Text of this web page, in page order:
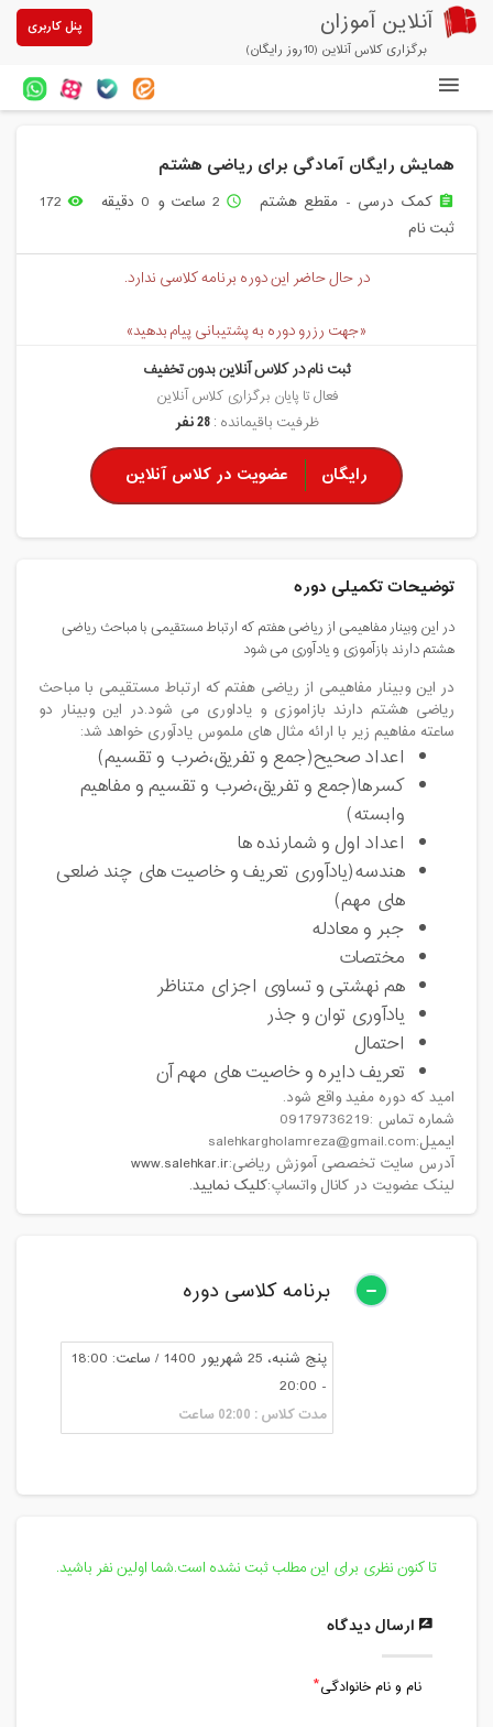
آنلاین آموزان
برگزاری کلاس آنلاین (10روز رایگان)
پنل کاربری
آزمون های آنلاین
مقالات آنلاین آموزان
درباره ما
همایش رایگان آمادگی برای ریاضی هشتم
assignment کمک درسی - مقطع هشتم access_time 2 ساعت و 0 دقیقه remove_red_eye
172
ثبت نام
در حال حاضر این دوره برنامه کلاسی ندارد.
«جهت رزرو دوره به پشتیبانی پیام بدهید»
ثبت نام در کلاس آنلاین بدون تخفیف
فعال تا پایان برگزاری کلاس آنلاین
ظرفیت باقیمانده :28 نفر
رایگان عضویت در کلاس آنلاین
توضیحات تکمیلی دوره
در این وبینار مفاهیمی از ریاضی هفتم که ارتباط مستقیمی با مباحث ریاضی
هشتم دارند بازآموزی و یادآوری می شود
در این وبینار مفاهیمی از ریاضی هفتم که ارتباط مستقیمی با مباحث
ریاضی هشتم دارند بازاموزی و یاداوری می شود.در این وبینار دو
ساعته مفاهیم زیر با ارائه مثال های ملموس یادآوری خواهد شد:
اعداد صحیح(جمع و تفریق،ضرب و تقسیم)
کسرها(جمع و تفریق،ضرب و تقسیم و مفاهیم
وابسته)
اعداد اول و شمارنده ها
هندسه(یادآوری تعریف و خاصیت های چند ضلعی
های مهم)
جبر و معادله
مختصات
هم نهشتی و تساوی اجزای متناظر
یادآوری توان و جذر
احتمال
تعریف دایره و خاصیت های مهم آن
امید که دوره مفید واقع شود.
شماره تماس :09179736219
ایمیل:salehkargholamreza@gmail.com
آدرس سایت تخصصی آموزش ریاضی:www.salehkar.ir
لینک عضویت در کانال واتساپ:کلیک نمایید.
برنامه کلاسی دوره
پنج شنبه، 25 شهریور 1400 / ساعت: 18:00
- 20:00
مدت کلاس : 02:00 ساعت
تا کنون نظری برای این مطلب ثبت نشده است.شما اولین نفر باشید.
ارسال دیدگاه
نام و نام خانوادگی